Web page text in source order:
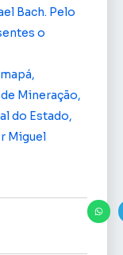
Bach. Pelo
o
Mineração,
do Estado,
Miguel